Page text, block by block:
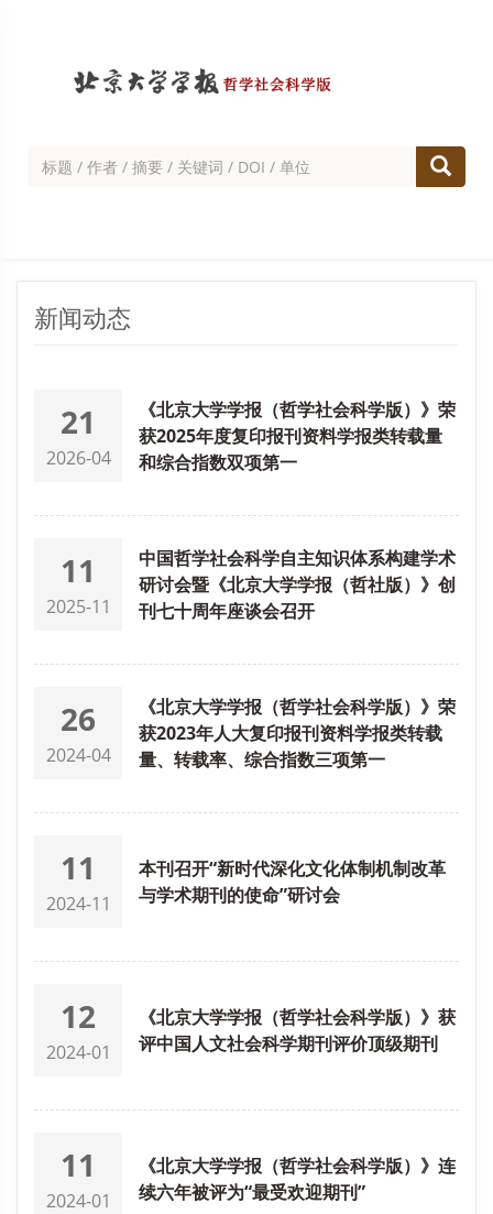
新闻动态
21
2026-04
《北京大学学报（哲学社会科学版）》荣
获2025年度复印报刊资料学报类转载量
和综合指数双项第一
11
2025-11
中国哲学社会科学自主知识体系构建学术
研讨会暨《北京大学学报（哲社版）》创
刊七十周年座谈会召开
26
2024-04
《北京大学学报（哲学社会科学版）》荣
获2023年人大复印报刊资料学报类转载
量、转载率、综合指数三项第一
11
2024-11
本刊召开“新时代深化文化体制机制改革
与学术期刊的使命”研讨会
12
2024-01
《北京大学学报（哲学社会科学版）》获
评中国人文社会科学期刊评价顶级期刊
11
2024-01
《北京大学学报（哲学社会科学版）》连
续六年被评为“最受欢迎期刊”